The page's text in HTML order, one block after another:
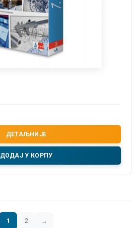
ДЕТАЉНИЈЕ
ДОДАЈ У КОРПУ
1 2 →